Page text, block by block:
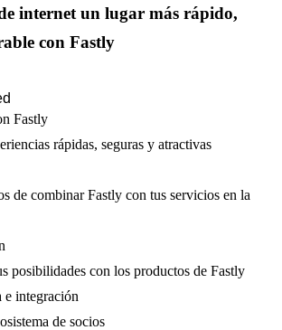
internet un lugar más rápido,
con Fastly
Fastly
rápidas, seguras y atractivas
de combinar Fastly con tus servicios en la
posibilidades con los productos de Fastly
e integración
de socios